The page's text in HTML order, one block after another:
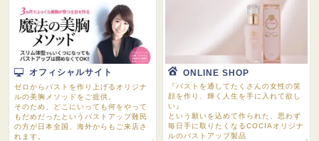
オフィシャルサイト
ゼロからバストを作り上げるオリジナ
ルの美胸メソッドをご提供。
そのため、どこにいっても何をやって
もだめだったというバストアップ難民
の方が日本全国、海外からもご来店さ
れます。
ONLINE SHOP
『バストを通してたくさんの女性の笑
顔を作り、輝く人生を手に入れて欲し
い』
という願いを込めて作られた、思わず
毎日手に取りたくなるCOCIAオリジナ
ルのバストアップ製品